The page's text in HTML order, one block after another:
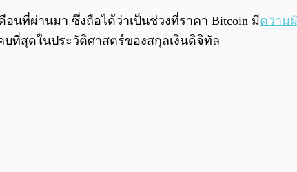
นที่ผ่านมา ซึ่งถือได้ว่าเป็นช่วงที่ราคา Bitcoin มีความ
บที่สุดในประวัติศาสตร์ของสกุลเงินดิจิทัล